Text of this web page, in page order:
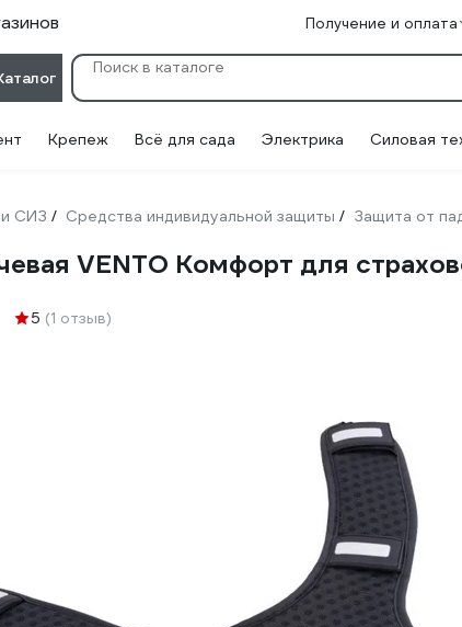
Получение и оплата
Крепеж Всё для сада Электрика Силовая
СИЗ / Средства индивидуальной защиты / Защита от
VENTO Комфорт для
5 (1 отзыв)